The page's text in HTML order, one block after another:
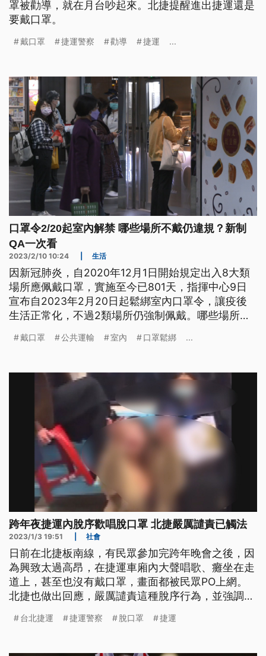
罩被勸導，就在月台吵起來。北捷提醒進出捷運還是
要戴口罩。
戴口罩 捷運警察 勸導 捷運 ...
口罩令2/20起室內解禁 哪些場所不戴仍違規？新制
QA一次看
2023/2/10 10:24 生活
因新冠肺炎，自2020年12月1日開始規定出入8大類
場所應佩戴口罩，實施至今已801天，指揮中心9日
宣布自2023年2月20日起鬆綁室內口罩令，讓疫後
生活正常化，不過2類場所仍強制佩戴。哪些場所仍
帶您了解。
戴口罩 公共運輸 室內 口罩鬆綁 ...
跨年夜捷運內脫序歡唱脫口罩 北捷嚴厲譴責已觸法
2023/1/3 19:51 社會
日前在北捷板南線，有民眾參加完跨年晚會之後，因
為興致太過高昂，在捷運車廂內大聲唱歌、癱坐在走
道上，甚至也沒有戴口罩，畫面都被民眾PO上網。
北捷也做出回應，嚴厲譴責這種脫序行為，並強調已
台北捷運 捷運警察 脫口罩 捷運